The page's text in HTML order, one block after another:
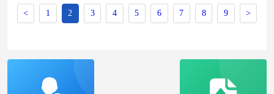
< 1 2 3 4 5 6 7 8 9 >